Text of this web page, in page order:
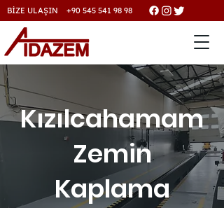
BİZE ULAŞIN +90 545 541 98 98
Kızılcahamam
Zemin
Kaplama